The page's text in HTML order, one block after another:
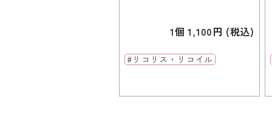
1個 1,100円 (税込)
#リコリス・リコイル